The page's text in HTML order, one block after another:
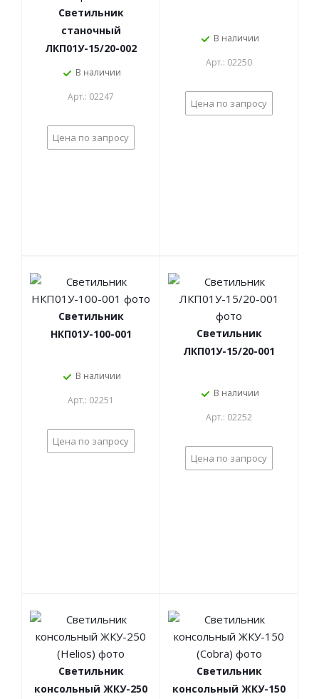
Светильник
станочный
ЛКП01У-15/20-002
В наличии
Арт.: 02247
Цена по запросу
В наличии
Арт.: 02250
Цена по запросу
Светильник
НКП01У-100-001
В наличии
Арт.: 02251
Цена по запросу
Светильник
ЛКП01У-15/20-001
В наличии
Арт.: 02252
Цена по запросу
Светильник
консольный ЖКУ-250
Светильник
консольный ЖКУ-150